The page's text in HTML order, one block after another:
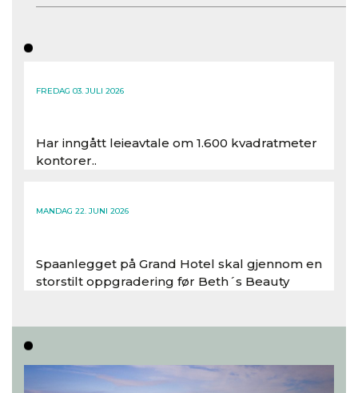
FREDAG 03. JULI 2026
Har inngått leieavtale om 1.600 kvadratmeter
kontorer..
MANDAG 22. JUNI 2026
Spaanlegget på Grand Hotel skal gjennom en
storstilt oppgradering før Beth´s Beauty
Les hele artikkelen